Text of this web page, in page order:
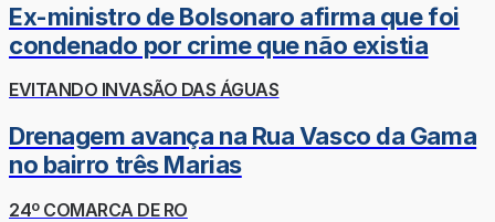
Ex-ministro de Bolsonaro afirma que foi
condenado por crime que não existia
EVITANDO INVASÃO DAS ÁGUAS
Drenagem avança na Rua Vasco da Gama
no bairro três Marias
24º COMARCA DE RO